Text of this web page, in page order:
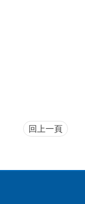
回上一頁